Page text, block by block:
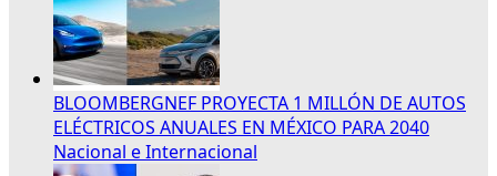
BLOOMBERGNEF PROYECTA 1 MILLÓN DE AUTOS
ELÉCTRICOS ANUALES EN MÉXICO PARA 2040
Nacional e Internacional